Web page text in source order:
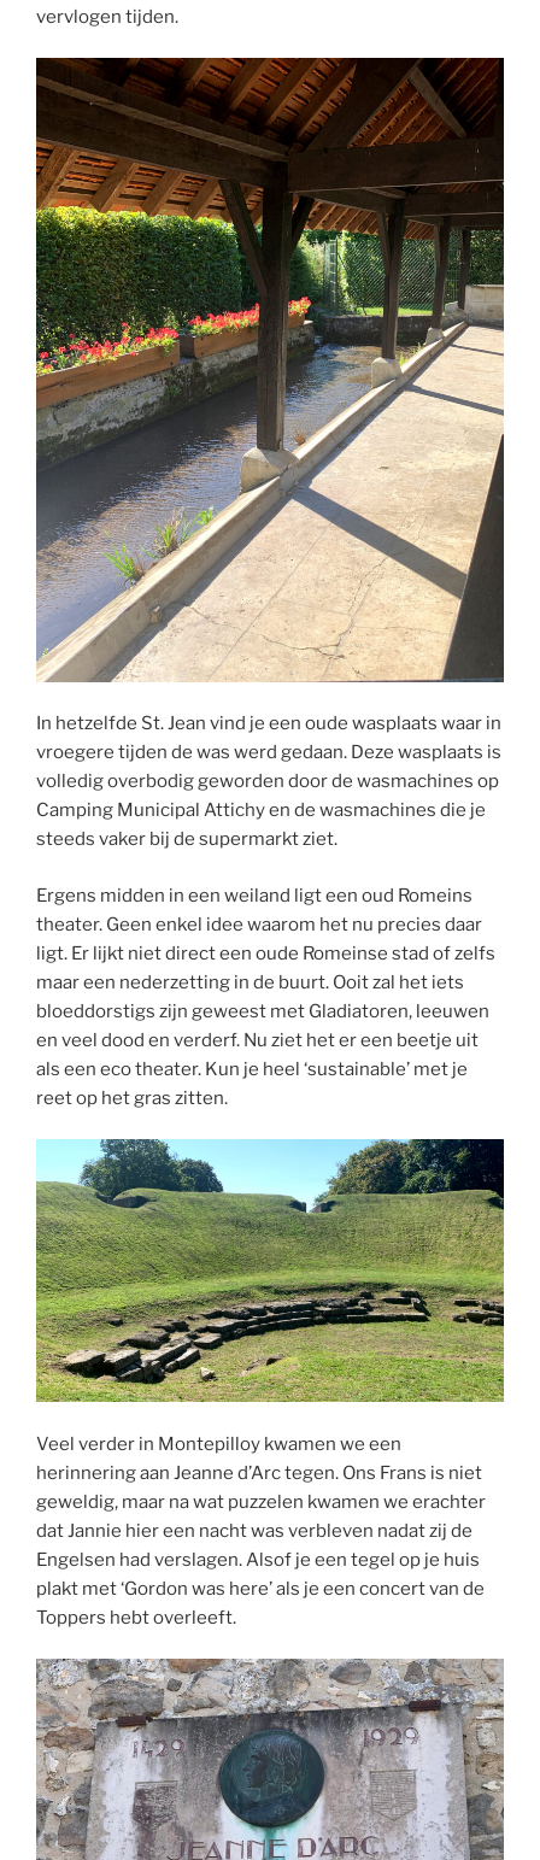
vervlogen tijden.
In hetzelfde St. Jean vind je een oude wasplaats waar in
vroegere tijden de was werd gedaan. Deze wasplaats is
volledig overbodig geworden door de wasmachines op
Camping Municipal Attichy en de wasmachines die je
steeds vaker bij de supermarkt ziet.
Ergens midden in een weiland ligt een oud Romeins
theater. Geen enkel idee waarom het nu precies daar
ligt. Er lijkt niet direct een oude Romeinse stad of zelfs
maar een nederzetting in de buurt. Ooit zal het iets
bloeddorstigs zijn geweest met Gladiatoren, leeuwen
en veel dood en verderf. Nu ziet het er een beetje uit
als een eco theater. Kun je heel ‘sustainable’ met je
reet op het gras zitten.
Veel verder in Montepilloy kwamen we een
herinnering aan Jeanne d’Arc tegen. Ons Frans is niet
geweldig, maar na wat puzzelen kwamen we erachter
dat Jannie hier een nacht was verbleven nadat zij de
Engelsen had verslagen. Alsof je een tegel op je huis
plakt met ‘Gordon was here’ als je een concert van de
Toppers hebt overleeft.